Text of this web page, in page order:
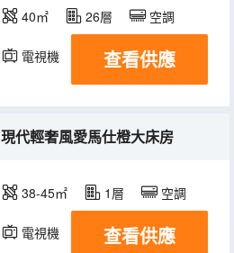
40㎡ 26層 空調
電視機 查看供應
現代輕奢風愛馬仕橙大床房
38-45㎡ 1層 空調
電視機 查看供應